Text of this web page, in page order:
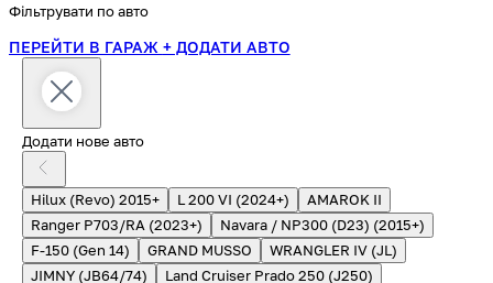
Фільтрувати по авто
ПЕРЕЙТИ В ГАРАЖ + ДОДАТИ АВТО
Додати нове авто
Hilux (Revo) 2015+ L 200 VI (2024+)
AMAROK II
Ranger P703/RA (2023+)
Navara / NP300 (D23) (2015+)
F-150 (Gen 14)
GRAND MUSSO
WRANGLER IV (JL)
JIMNY (JB64/74)
Land Cruiser Prado 250 (J250)